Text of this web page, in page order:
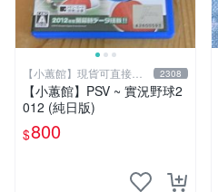
【小蕙館】現貨可直接下
標
2308
【小蕙館】PSV ~ 實況野球2
012 (純日版)
$800